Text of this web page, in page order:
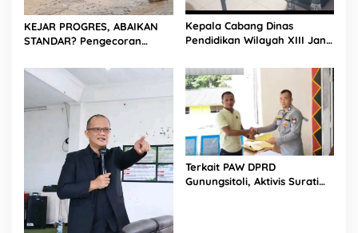
KEJAR PROGRES, ABAIKAN
STANDAR? Pengecoran
Rp87,34 Miliar Sukma Nias,
Konsultan, Pengawas dan
PPK Bungkam
Kepala Cabang Dinas
Pendidikan Wilayah XIII Janji
Dugaan Penggunaan Pasir
Laut di Proyek Revitalisasi
Sukma Nias Masuki Babak
Baru
Terkait PAW DPRD
Gunungsitoli, Aktivis Surati